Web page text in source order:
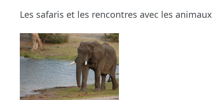
Les safaris et les rencontres avec les animaux